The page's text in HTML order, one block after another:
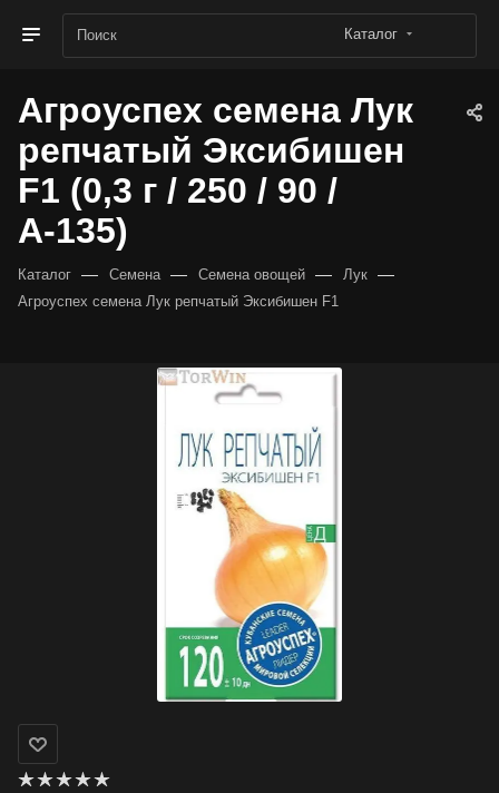
Каталог
Агроуспех семена Лук
репчатый Эксибишен
F1 (0,3 г / 250 / 90 /
А-135)
Каталог — Семена — Семена овощей — Лук —
Агроуспех семена Лук репчатый Эксибишен F1